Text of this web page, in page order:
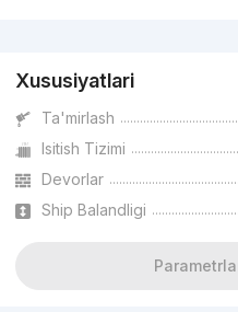
Xususiyatlari
Ta'mirlash
Isitish Tizimi
Devorlar
Ship Balandligi